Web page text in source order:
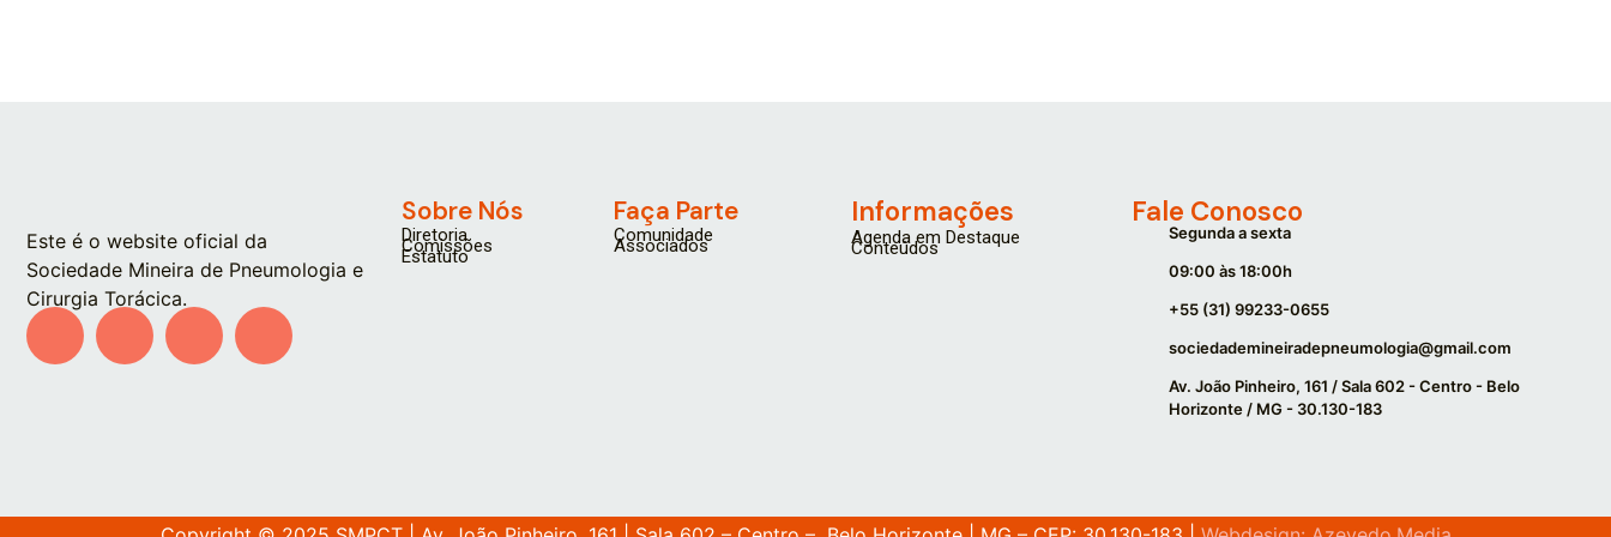
Este é o website oficial da
Sociedade Mineira de Pneumologia e
Cirurgia Torácica.
Sobre Nós
Diretoria
Comissões
Estatuto
Faça Parte
Comunidade
Associados
Informações
Agenda em Destaque
Conteúdos
Fale Conosco
Segunda a sexta
09:00 às 18:00h
+55 (31) 99233-0655
sociedademineiradepneumologia@gmail.com
Av. João Pinheiro, 161 / Sala 602 - Centro - Belo
Horizonte / MG - 30.130-183